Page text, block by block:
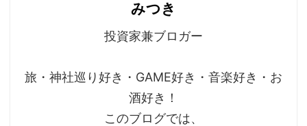
みつき
投資家兼ブロガー
旅・神社巡り好き・GAME好き・音楽好き・お
酒好き！
このブログでは、